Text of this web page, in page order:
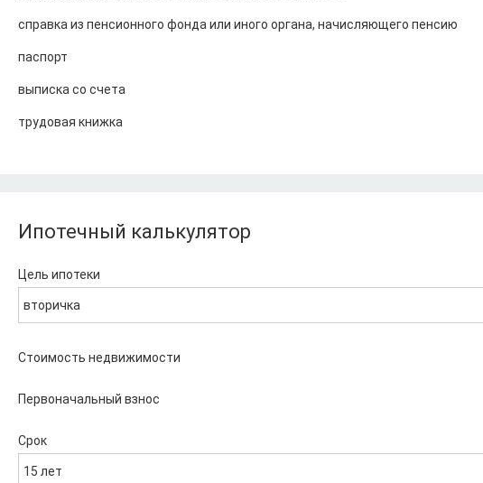
справка из пенсионного фонда или иного органа, начисляющего пенсию
паспорт
выписка со счета
трудовая книжка
Ипотечный калькулятор
Цель ипотеки
вторичка
Стоимость недвижимости
Первоначальный взнос
Срок
15 лет